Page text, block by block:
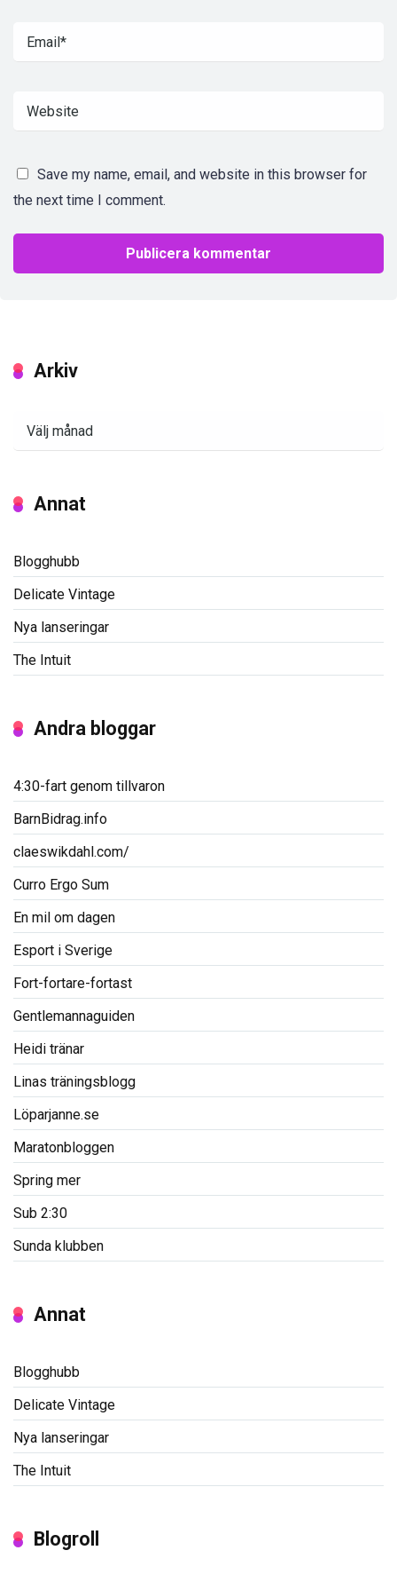
Save my name, email, and website in this browser for
the next time I comment.
Arkiv
Annat
Blogghubb
Delicate Vintage
Nya lanseringar
The Intuit
Andra bloggar
4:30-fart genom tillvaron
BarnBidrag.info
claeswikdahl.com/
Curro Ergo Sum
En mil om dagen
Esport i Sverige
Fort-fortare-fortast
Gentlemannaguiden
Heidi tränar
Linas träningsblogg
Löparjanne.se
Maratonbloggen
Spring mer
Sub 2:30
Sunda klubben
Annat
Blogghubb
Delicate Vintage
Nya lanseringar
The Intuit
Blogroll